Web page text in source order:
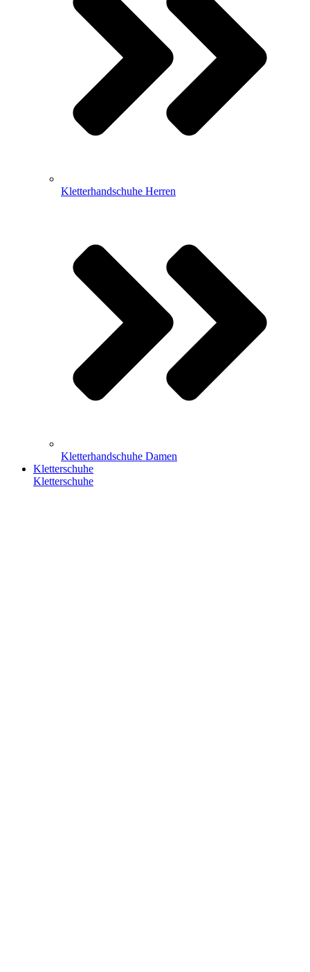
Kletterhandschuhe Herren
Kletterhandschuhe Damen
Kletterschuhe
Kletterschuhe